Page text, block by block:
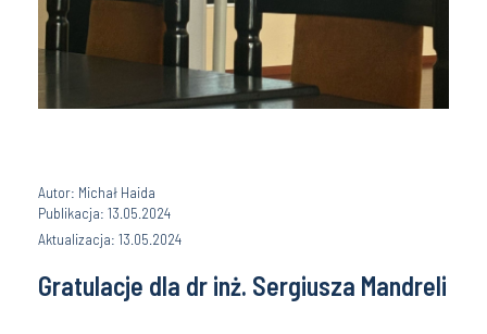
Autor: Michał Haida
Publikacja: 13.05.2024
Aktualizacja: 13.05.2024
Gratulacje dla dr inż. Sergiusza Mandreli